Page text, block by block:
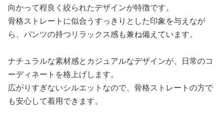
向かって程良く絞られたデザインが特徴です。
骨格ストレートに似合うすっきりとした印象を与えなが
ら、パンツの持つリラックス感も兼ね備えています。
ナチュラルな素材感とカジュアルなデザインが、日常のコ
ーディネートを格上げします。
広がりすぎないシルエットなので、骨格ストレートの方で
も安心して着用できます。